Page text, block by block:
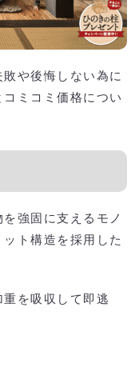
や後悔しない為に
ミコミ価格につい
強固に支えるモノ
ト構造を採用した
を吸収して即逃